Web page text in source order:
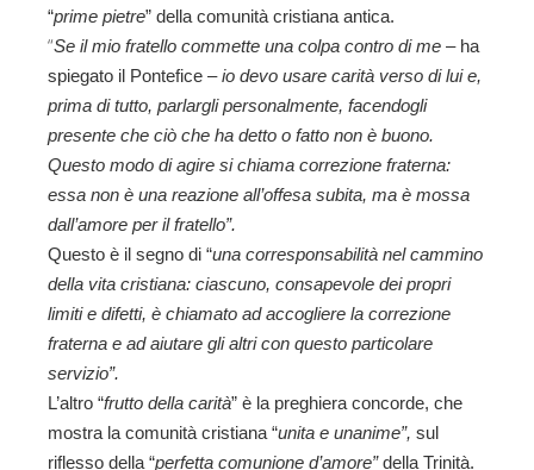
“prime pietre” della comunità cristiana antica.
“Se il mio fratello commette una colpa contro di me – ha
spiegato il Pontefice –io devo usare carità verso di lui e,
prima di tutto, parlargli personalmente, facendogli
presente che ciò che ha detto o fatto non è buono.
Questo modo di agire si chiama correzione fraterna:
essa non è una reazione all’offesa subita, ma è mossa
dall’amore per il fratello”.
Questo è il segno di “una corresponsabilità nel cammino
della vita cristiana: ciascuno, consapevole dei propri
limiti e difetti, è chiamato ad accogliere la correzione
fraterna e ad aiutare gli altri con questo particolare
servizio”.
L’altro “frutto della carità” è la preghiera concorde, che
mostra la comunità cristiana “unita e unanime”, sul
riflesso della “perfetta comunione d’amore”della Trinità.